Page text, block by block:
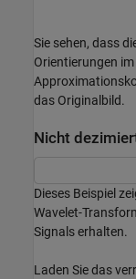
Sie sehen, dass
Orientierungen
das Originalbild.
Nicht
Dieses Beispiel
Wavelet-
Signals erhalten.
Laden Sie das